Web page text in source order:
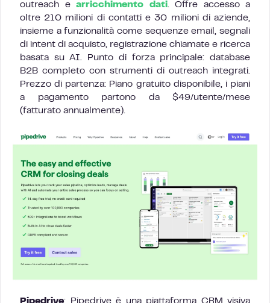
outreach e arricchimento dati. Offre accesso a
oltre 210 milioni di contatti e 30 milioni di aziende,
insieme a funzionalità come sequenze email, segnali
di intent di acquisto, registrazione chiamate e ricerca
basata su AI. Punto di forza principale: database
B2B completo con strumenti di outreach integrati.
Prezzo di partenza: Piano gratuito disponibile, i piani
a pagamento partono da $49/utente/mese
(fatturato annualmente).
Pipedrive: Pipedrive è una piattaforma CRM visiva